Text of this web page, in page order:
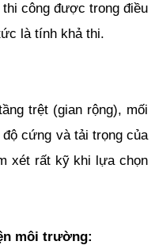
công được trong điều
là tính khả thi.
trệt (gian rộng), mối
cứng và tải trọng của
xét rất kỹ khi lựa chọn
môi trường: